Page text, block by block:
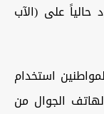
حالياً على (الآب
استخدام
الجوال من